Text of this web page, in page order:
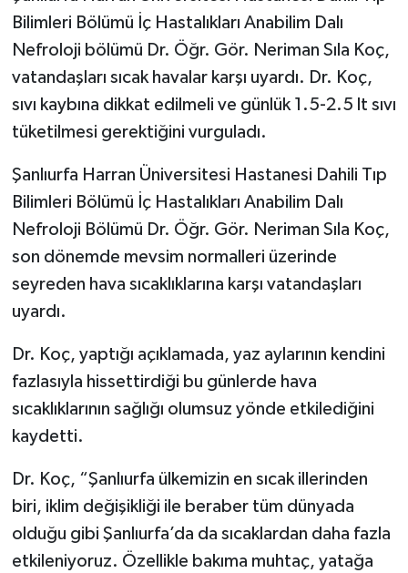
Bilimleri Bölümü İç Hastalıkları Anabilim Dalı
Nefroloji bölümü Dr. Öğr. Gör. Neriman Sıla Koç,
vatandaşları sıcak havalar karşı uyardı. Dr. Koç,
sıvı kaybına dikkat edilmeli ve günlük 1.5-2.5 lt sıvı
tüketilmesi gerektiğini vurguladı.
Şanlıurfa Harran Üniversitesi Hastanesi Dahili Tıp
Bilimleri Bölümü İç Hastalıkları Anabilim Dalı
Nefroloji Bölümü Dr. Öğr. Gör. Neriman Sıla Koç,
son dönemde mevsim normalleri üzerinde
seyreden hava sıcaklıklarına karşı vatandaşları
uyardı.
Dr. Koç, yaptığı açıklamada, yaz aylarının kendini
fazlasıyla hissettirdiği bu günlerde hava
sıcaklıklarının sağlığı olumsuz yönde etkilediğini
kaydetti.
Dr. Koç, “Şanlıurfa ülkemizin en sıcak illerinden
biri, iklim değişikliği ile beraber tüm dünyada
olduğu gibi Şanlıurfa’da da sıcaklardan daha fazla
etkileniyoruz. Özellikle bakıma muhtaç, yatağa